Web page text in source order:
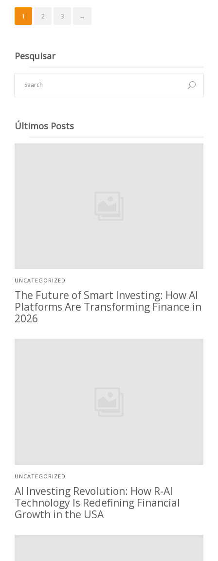
1 2 3 →
Pesquisar
Últimos Posts
UNCATEGORIZED
The Future of Smart Investing: How AI
Platforms Are Transforming Finance in
2026
UNCATEGORIZED
AI Investing Revolution: How R-AI
Technology Is Redefining Financial
Growth in the USA